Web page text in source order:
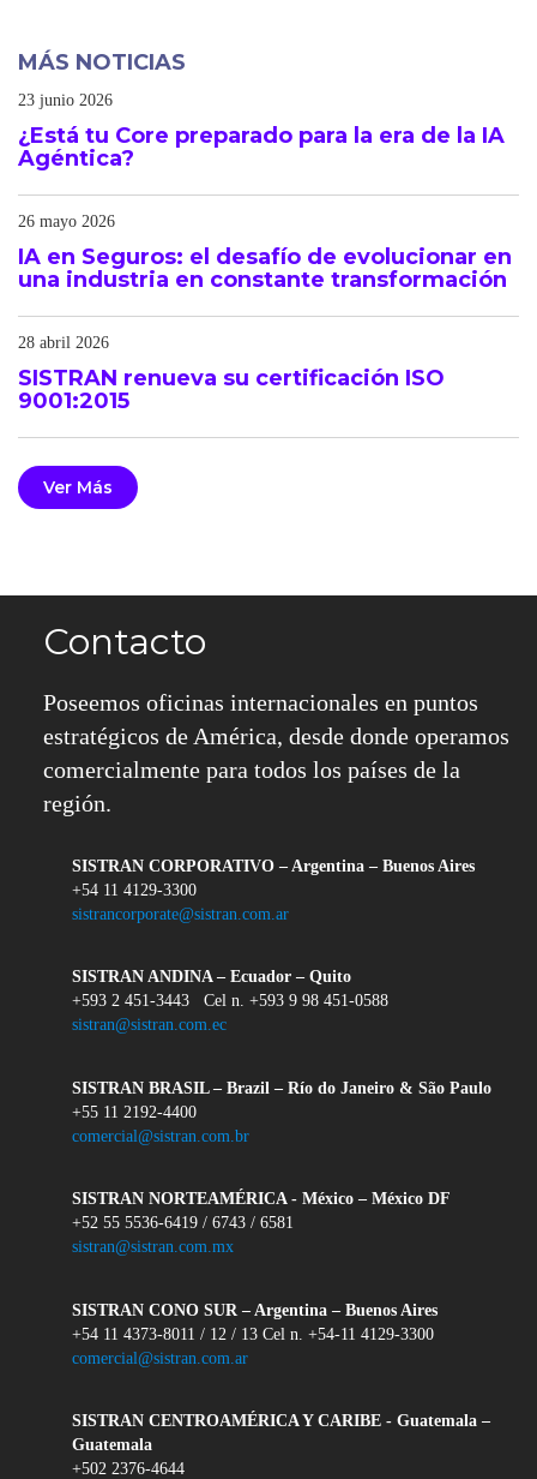
MÁS NOTICIAS
23 junio 2026
¿Está tu Core preparado para la era de la IA
Agéntica?
26 mayo 2026
IA en Seguros: el desafío de evolucionar en
una industria en constante transformación
28 abril 2026
SISTRAN renueva su certificación ISO
9001:2015
Ver Más
Contacto
Poseemos oficinas internacionales en puntos
estratégicos de América, desde donde operamos
comercialmente para todos los países de la
región.
SISTRAN CORPORATIVO – Argentina – Buenos Aires
+54 11 4129-3300
sistrancorporate@sistran.com.ar
SISTRAN ANDINA – Ecuador – Quito
+593 2 451-3443 Cel n. +593 9 98 451-0588
sistran@sistran.com.ec
SISTRAN BRASIL – Brazil – Río do Janeiro & São Paulo
+55 11 2192-4400
comercial@sistran.com.br
SISTRAN NORTEAMÉRICA - México – México DF
+52 55 5536-6419 / 6743 / 6581
sistran@sistran.com.mx
SISTRAN CONO SUR – Argentina – Buenos Aires
+54 11 4373-8011 / 12 / 13 Cel n. +54-11 4129-3300
comercial@sistran.com.ar
SISTRAN CENTROAMÉRICA Y CARIBE - Guatemala –
Guatemala
+502 2376-4644